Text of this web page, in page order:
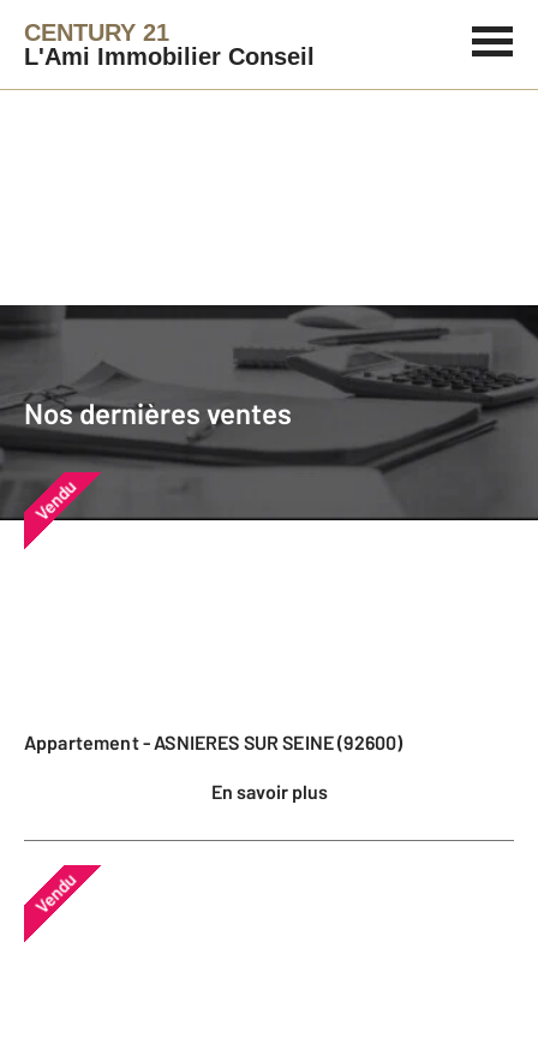
CENTURY 21
L'Ami Immobilier Conseil
Nos dernières ventes
Nos dernières ventes
Nos derniers biens vendus près de
chez vous
Vendu
Appartement - ASNIERES SUR SEINE (92600)
En savoir plus
Vendu